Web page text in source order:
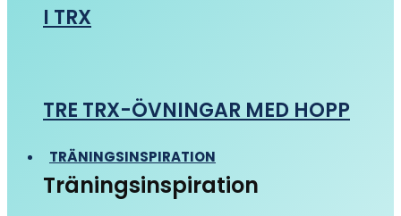
I TRX
TRE TRX-ÖVNINGAR MED HOPP
TRÄNINGSINSPIRATION
Träningsinspiration